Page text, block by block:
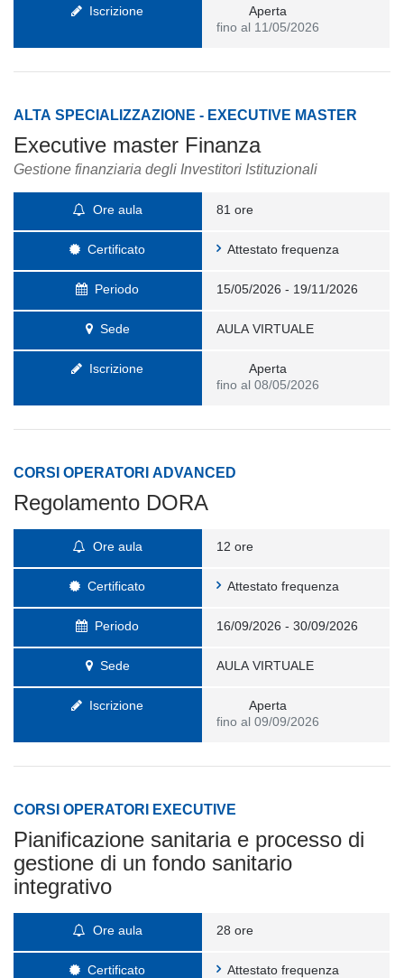
Iscrizione
Aperta
fino al 11/05/2026
ALTA SPECIALIZZAZIONE - EXECUTIVE MASTER
Executive master Finanza
Gestione finanziaria degli Investitori Istituzionali
Ore aula 81 ore
Certificato Attestato frequenza
Periodo 15/05/2026 - 19/11/2026
Sede AULA VIRTUALE
Iscrizione
Aperta
fino al 08/05/2026
CORSI OPERATORI ADVANCED
Regolamento DORA
Ore aula 12 ore
Certificato Attestato frequenza
Periodo 16/09/2026 - 30/09/2026
Sede AULA VIRTUALE
Iscrizione
Aperta
fino al 09/09/2026
CORSI OPERATORI EXECUTIVE
Pianificazione sanitaria e processo di
gestione di un fondo sanitario
integrativo
Ore aula 28 ore
Certificato Attestato frequenza